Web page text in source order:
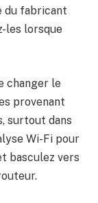
du fabricant
les lorsque
changer le
provenant
surtout dans
Wi-Fi pour
basculez vers